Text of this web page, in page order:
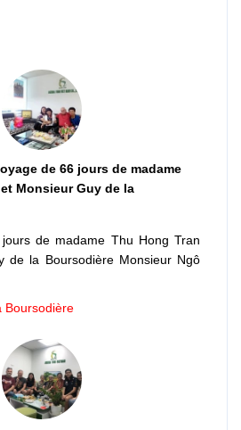
de 66 jours de madame
Monsieur Guy de la
de madame Thu Hong Tran
de la Boursodière Monsieur Ngô
Boursodière